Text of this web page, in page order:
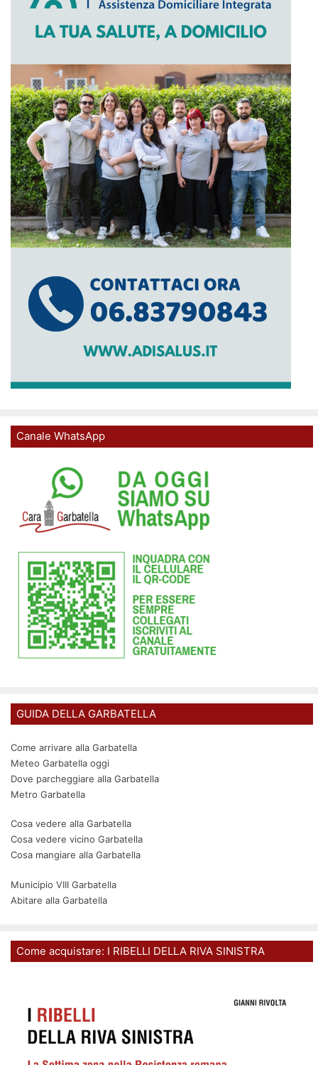
Canale WhatsApp
GUIDA DELLA GARBATELLA
Come arrivare alla Garbatella
Meteo Garbatella oggi
Dove parcheggiare alla Garbatella
Metro Garbatella
Cosa vedere alla Garbatella
Cosa vedere vicino Garbatella
Cosa mangiare alla Garbatella
Municipio VIII Garbatella
Abitare alla Garbatella
Come acquistare: I RIBELLI DELLA RIVA SINISTRA